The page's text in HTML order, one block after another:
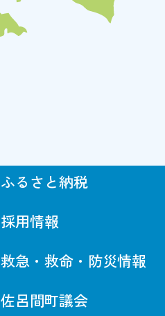
ふるさと納税
採用情報
救急・救命・防災情報
佐呂間町議会